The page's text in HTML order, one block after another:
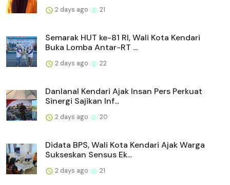
2 days ago 21
Semarak HUT ke-81 RI, Wali Kota Kendari
Buka Lomba Antar-RT ...
2 days ago 22
Danlanal Kendari Ajak Insan Pers Perkuat
Sinergi Sajikan Inf...
2 days ago 20
Didata BPS, Wali Kota Kendari Ajak Warga
Sukseskan Sensus Ek...
2 days ago 21